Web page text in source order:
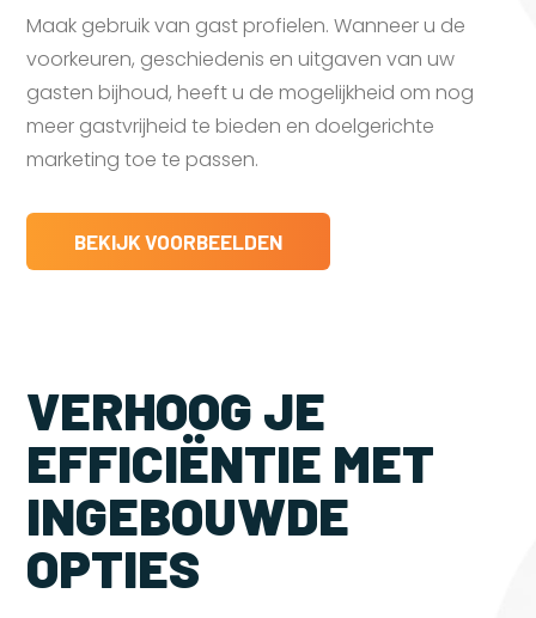
Maak gebruik van gast profielen. Wanneer u de
voorkeuren, geschiedenis en uitgaven van uw
gasten bijhoud, heeft u de mogelijkheid om nog
meer gastvrijheid te bieden en doelgerichte
marketing toe te passen.
BEKIJK VOORBEELDEN
VERHOOG JE
EFFICIËNTIE MET
INGEBOUWDE
OPTIES